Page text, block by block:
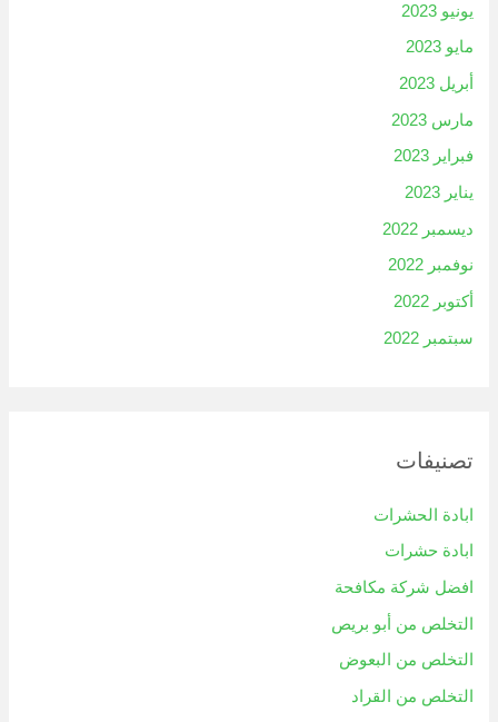
يونيو 2023
مايو 2023
أبريل 2023
مارس 2023
فبراير 2023
يناير 2023
ديسمبر 2022
نوفمبر 2022
أكتوبر 2022
سبتمبر 2022
تصنيفات
ابادة الحشرات
ابادة حشرات
افضل شركة مكافحة
التخلص من أبو بريص
التخلص من البعوض
التخلص من القراد